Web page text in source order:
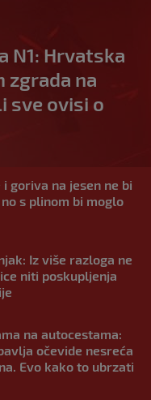
N1: Hrvatska
zgrada na
sve ovisi o
i goriva na jesen ne bi
s plinom bi moglo
Iz više razloga ne
niti poskupljenja
na autocestama:
očevide nesreća
Evo kako to ubrzati